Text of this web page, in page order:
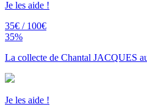
Je les aide !
35€ / 100€
35%
La collecte de Chantal JACQUES
Je les aide !